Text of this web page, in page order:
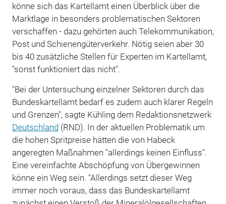
könne sich das Kartellamt einen Überblick über die
Marktlage in besonders problematischen Sektoren
verschaffen - dazu gehörten auch Telekommunikation,
Post und Schienengüterverkehr. Nötig seien aber 30
bis 40 zusätzliche Stellen für Experten im Kartellamt,
"sonst funktioniert das nicht".
"Bei der Untersuchung einzelner Sektoren durch das
Bundeskartellamt bedarf es zudem auch klarer Regeln
und Grenzen", sagte Kühling dem Redaktionsnetzwerk
Deutschland(RND). In der aktuellen Problematik um
die hohen Spritpreise hätten die von Habeck
angeregten Maßnahmen "allerdings keinen Einfluss".
Eine vereinfachte Abschöpfung von Übergewinnen
könne ein Weg sein. "Allerdings setzt dieser Weg
immer noch voraus, dass das Bundeskartellamt